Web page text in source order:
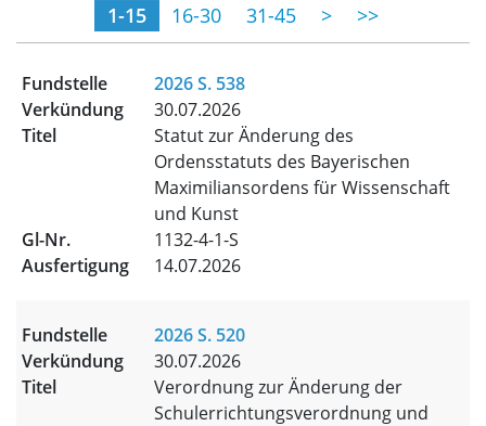
(momentane Seite)
1-15 16-30 31-45 > >>
2026 S. 538
30.07.2026
Statut zur Änderung des
Ordensstatuts des Bayerischen
Maximiliansordens für Wissenschaft
und Kunst
1132-4-1-S
14.07.2026
2026 S. 520
30.07.2026
Verordnung zur Änderung der
Schulerrichtungsverordnung und